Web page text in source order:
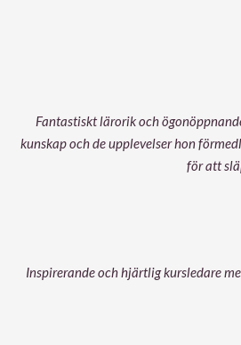
Fantastiskt lärorik och
kunskap och de upplevelser hon
för att
Inspirerande och hjärtlig kursledare